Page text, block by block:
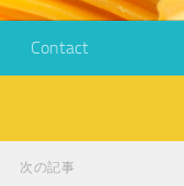
Contact
次の記事